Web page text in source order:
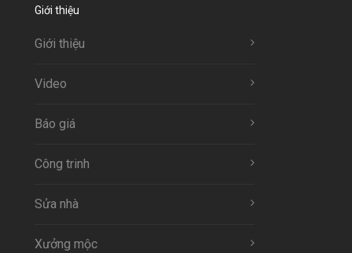
Giới thiệu
Giới thiệu
Video
Báo giá
Công trinh
Sửa nhà
Xưởng mộc